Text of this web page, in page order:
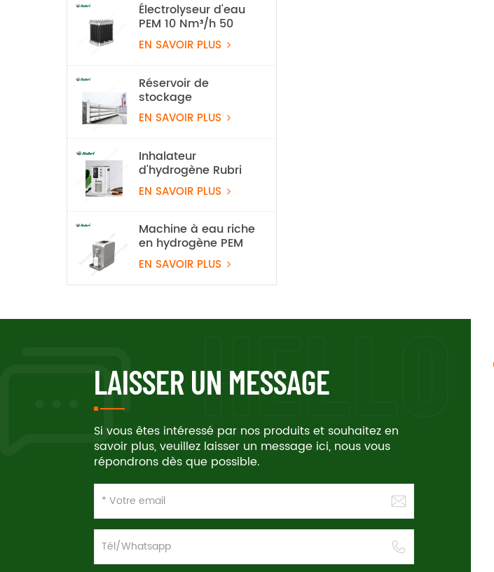
Électrolyseur d'eau
PEM 10 Nm³/h 50
kW, équipement de
production
d'hydrogène
EN SAVOIR PLUS
Réservoir de
stockage
d'hydrogène
stationnaire de 20
Mpa
EN SAVOIR PLUS
Inhalateur
d'hydrogène Rubri
1800 ml/min à 99,99
%
EN SAVOIR PLUS
Machine à eau riche
en hydrogène PEM
EN SAVOIR PLUS
LAISSER UN MESSAGE
Si vous êtes intéressé par nos produits et souhaitez en
savoir plus, veuillez laisser un message ici, nous vous
répondrons dès que possible.